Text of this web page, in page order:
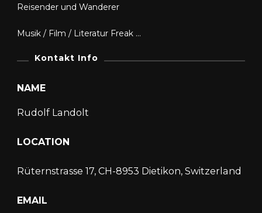
Reisender und Wanderer
Musik / Film / Literatur Freak …
Kontakt Info
NAME
Rudolf Landolt
LOCATION
Rüternstrasse 17, CH-8953 Dietikon, Switzerland
EMAIL